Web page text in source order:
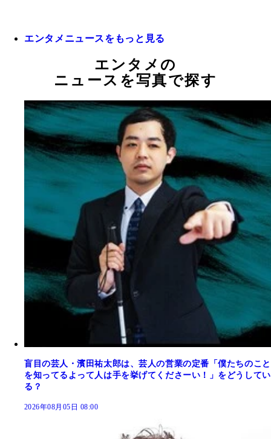
エンタメニュースをもっと見る
エンタメの
ニュースを写真で探す
盲目の芸人・濱田祐太郎は、芸人の営業の定番「僕たちのこと
を知ってるよって人は手を挙げてくださーい！」をどうしてい
る？
2026年08月05日 08:00